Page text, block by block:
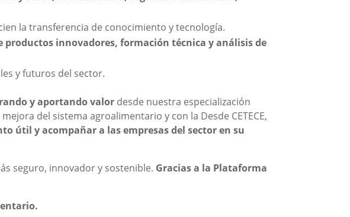
la transferencia de conocimiento y tecnología.
innovadores, formación técnica y análisis de
y futuros del sector.
y aportando valor desde nuestra especialización
del sistema agroalimentario y con la Desde CETECE,
útil y acompañar a las empresas del sector en su
seguro, innovador y sostenible. Gracias a la Plataforma